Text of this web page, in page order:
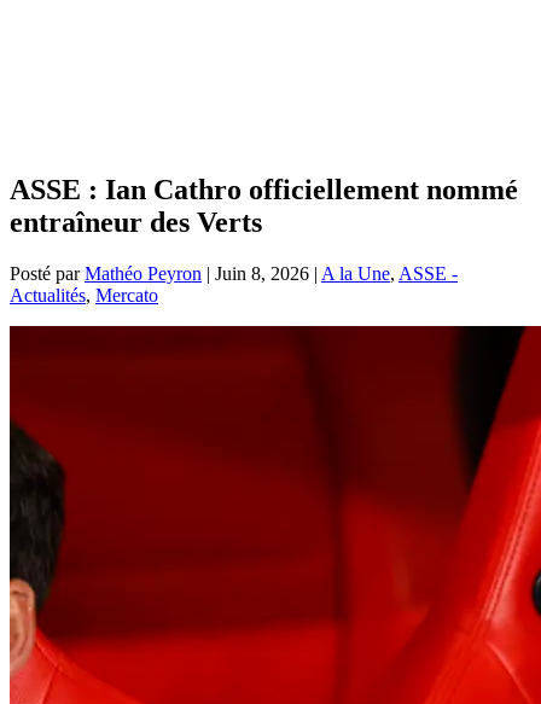
ASSE : Ian Cathro officiellement nommé
entraîneur des Verts
Posté parMathéo Peyron | Juin 8, 2026 | A la Une, ASSE -
Actualités, Mercato